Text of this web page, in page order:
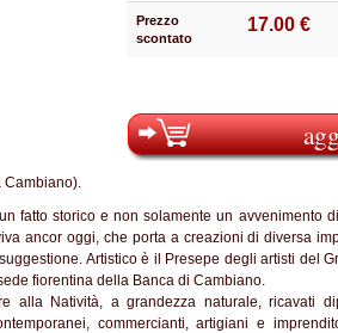
Prezzo
scontato
17.00 €
Cambiano).
fatto storico e non solamente un
ancor oggi, che porta a creazioni di diversa
Artistico è il Presepe degli artisti del
fiorentina della Banca di Cambiano.
alla Natività, a grandezza naturale, ricavati
commercianti, artigiani e